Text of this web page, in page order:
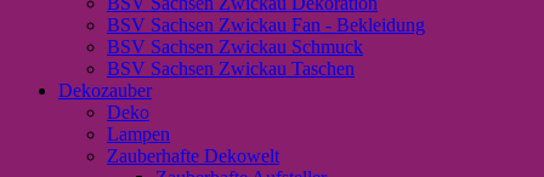
BSV Sachsen Zwickau Fan - Bekleidung
BSV Sachsen Zwickau Schmuck
BSV Sachsen Zwickau Taschen
Dekozauber
Deko
Lampen
Zauberhafte Dekowelt